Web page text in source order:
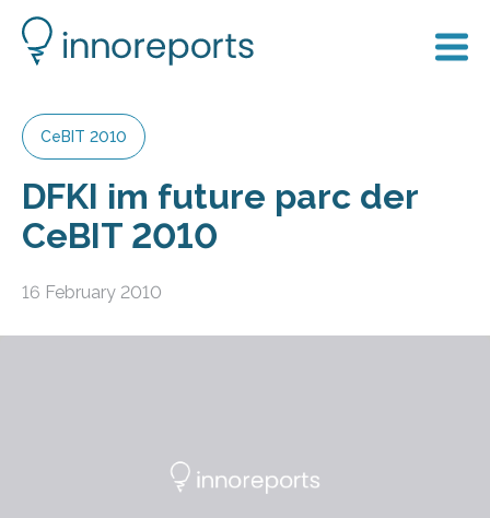
CeBIT 2010
DFKI im future parc der
CeBIT 2010
16 February 2010